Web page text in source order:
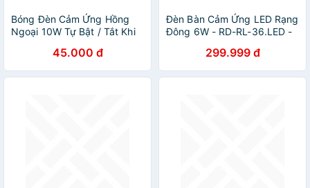
Bóng Đèn Cảm Ứng Hồng
Ngoại 10W Tự Bật / Tắt Khi
Kiệm Năng Lượng
45.000 đ
Đèn Bàn Cảm Ứng LED Rạng
Đông 6W - RD-RL-36.LED -
299.999 đ